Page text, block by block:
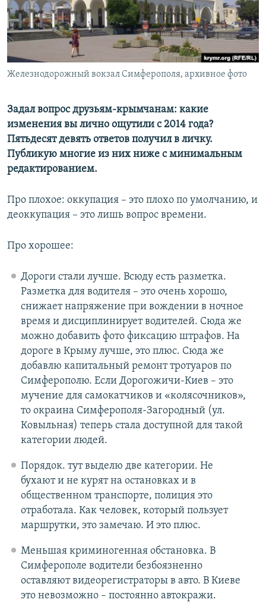
ПОБЕДИТЕЛЕЙ НЕ СУДЯТ?
КРЫМ.НЕПОКОРЕННЫЙ
УКРАИНСКАЯ ПРОБЛЕМА КРЫМА
ПРИСОЕДИНЯЙТЕСЬ!
Железнодорожный вокзал Симферополя, архивное фото
Задал вопрос друзьям-крымчанам: какие
изменения вы лично ощутили с 2014 года?
Пятьдесят девять ответов получил в личку.
Публикую многие из них ниже с минимальным
редактированием.
Про плохое: оккупация – это плохо по умолчанию, и
деоккупация – это лишь вопрос времени.
Про хорошее:
Дороги стали лучше. Всюду есть разметка.
Разметка для водителя – это очень хорошо,
снижает напряжение при вождении в ночное
время и дисциплинирует водителей. Сюда же
можно добавить фото фиксацию штрафов. На
дороге в Крыму лучше, это плюс. Сюда же
добавлю капитальный ремонт тротуаров по
Симферополю. Если Дорогожичи-Киев – это
мучение для самокатчиков и «колясочников»,
то окраина Симферополя-Загородный (ул.
Ковыльная) теперь стала доступной для такой
категории людей.
Порядок. тут выделю две категории. Не
бухают и не курят на остановках и в
общественном транспорте, полиция это
отработала. Как человек, который пользует
маршрутки, это замечаю. И это плюс.
Меньшая криминогенная обстановка. В
Симферополе водители безбоязненно
оставляют видеорегистраторы в авто. В Киеве
это невозможно – постоянно автокражи.